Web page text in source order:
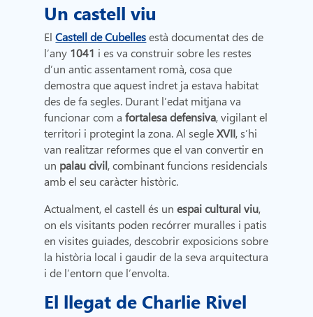
Un castell viu
ElCastell de Cubellesestà documentat des de
l’any 1041 i es va construir sobre les restes
d’un antic assentament romà, cosa que
demostra que aquest indret ja estava habitat
des de fa segles. Durant l’edat mitjana va
funcionar com afortalesa defensiva, vigilant el
territori i protegint la zona. Al segleXVII, s’hi
van realitzar reformes que el van convertir en
un palau civil, combinant funcions residencials
amb el seu caràcter històric.
Actualment, el castell és unespai cultural viu,
on els visitants poden recórrer muralles i patis
en visites guiades, descobrir exposicions sobre
la història local i gaudir de la seva arquitectura
i de l’entorn que l’envolta.
El llegat de Charlie Rivel